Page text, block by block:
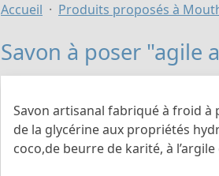
Accueil Produits proposés à
Savon à poser "agile
Savon artisanal fabriqué à froid
de la glycérine aux propriétés
coco,de beurre de karité, à